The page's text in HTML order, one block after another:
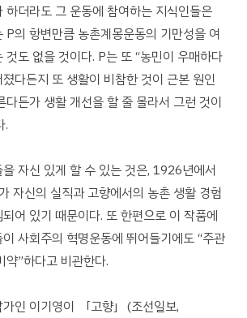
하더라도 그 운동에 참여하는 지식인들은
P의 항변만큼 농촌계몽운동의 기만성을 여
것도 없을 것이다. P는 또 “농민이 우매하다
다든지 또 생활이 비참한 것이 근본 원인
다든가 생활 개선을 할 줄 몰라서 그런 것이
.
자신 있게 할 수 있는 것은, 1926년에서
자신의 실직과 고향에서의 농촌 생활 경험
어 있기 때문이다. 또 한편으로 이 작품에
사회주의 혁명운동에 뛰어들기에도 “주관
”하다고 비관한다.
인 이기영이 「고향」(조선일보,